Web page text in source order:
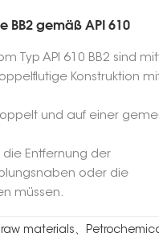
BB2 gemäß API 610
Typ API 610 BB2 sind
Konstruktion
und auf einer
Entfernung der
oder die
müssen.
materials、